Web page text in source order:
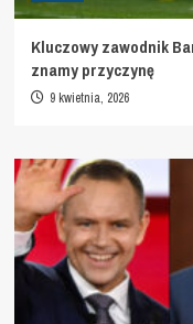
Kluczowy zawodnik
znamy przyczynę
9 kwietnia, 2026